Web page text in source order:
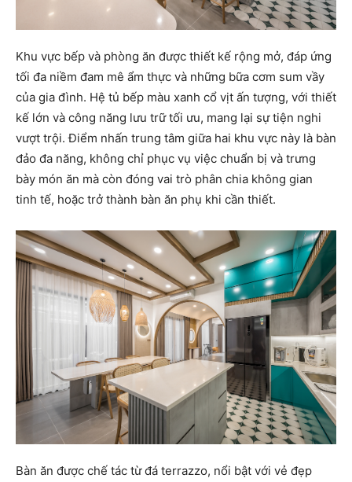
Khu vực bếp và phòng ăn được thiết kế rộng mở, đáp ứng
tối đa niềm đam mê ẩm thực và những bữa cơm sum vầy
của gia đình. Hệ tủ bếp màu xanh cổ vịt ấn tượng, với thiết
kế lớn và công năng lưu trữ tối ưu, mang lại sự tiện nghi
vượt trội. Điểm nhấn trung tâm giữa hai khu vực này là bàn
đảo đa năng, không chỉ phục vụ việc chuẩn bị và trưng
bày món ăn mà còn đóng vai trò phân chia không gian
tinh tế, hoặc trở thành bàn ăn phụ khi cần thiết.
Bàn ăn được chế tác từ đá terrazzo, nổi bật với vẻ đẹp